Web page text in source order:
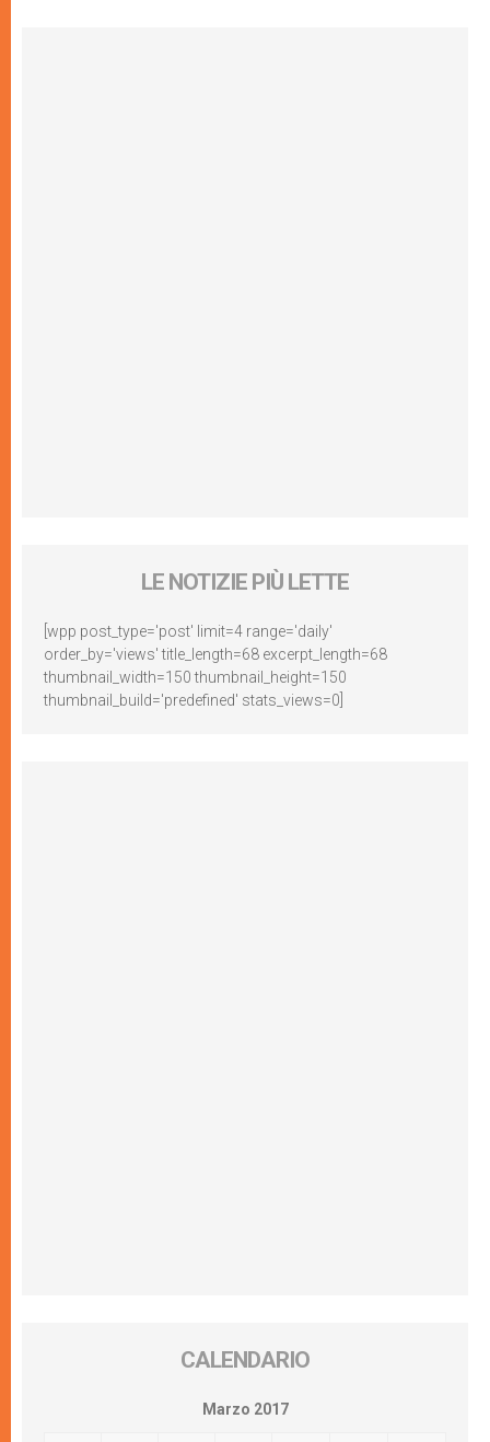
LE NOTIZIE PIÙ LETTE
[wpp post_type='post' limit=4 range='daily'
order_by='views' title_length=68 excerpt_length=68
thumbnail_width=150 thumbnail_height=150
thumbnail_build='predefined' stats_views=0]
CALENDARIO
Marzo 2017